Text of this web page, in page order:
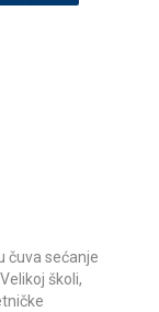
čuva sećanje
školi,